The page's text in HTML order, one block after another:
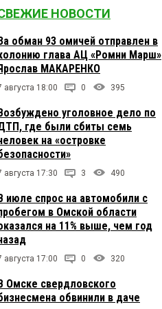
НОВОСТИ
обман 93 омичей отправлен в
глава АЦ «Ромни Марш»
МАКАРЕНКО
августа 18:00 0 395
уголовное дело по
где были сбиты семь
на «островке
августа 17:30 3 490
июле спрос на автомобили с
в Омской области
на 11% выше, чем год
августа 17:00 0 320
Омске свердловского
обвинили в даче